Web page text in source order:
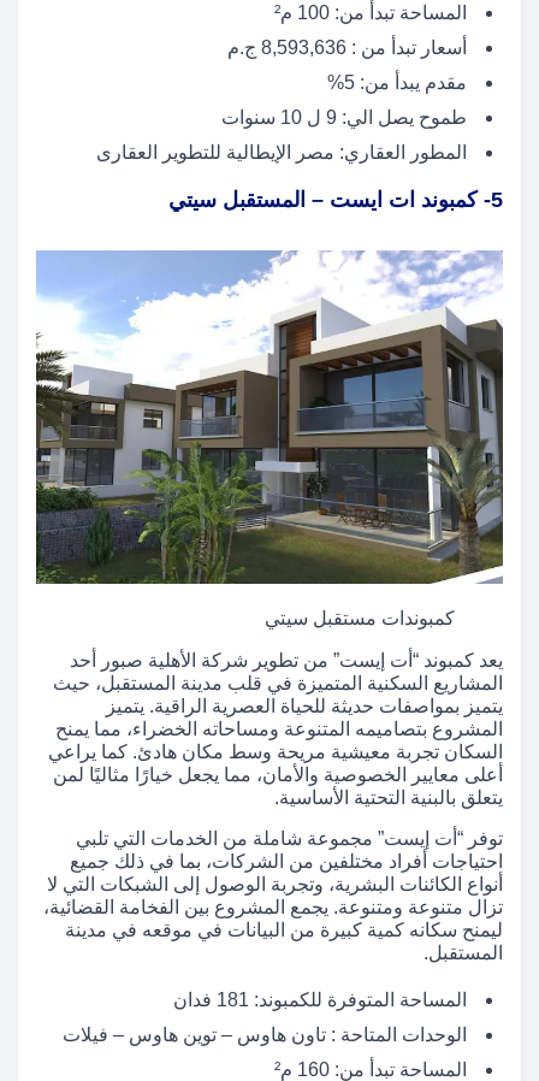
المساحة تبدأ من: 100 م²
أسعار تبدأ من : 8,593,636 ج.م
مقدم يبدأ من: 5%
طموح يصل الي: 9 ل 10 سنوات
المطور العقاري: مصر الإيطالية للتطوير العقارى
5- كمبوند ات ايست – المستقبل سيتي
كمبوندات مستقبل سيتي
يعد كمبوند “أت إيست” من تطوير شركة الأهلية صبور أحد
المشاريع السكنية المتميزة في قلب مدينة المستقبل، حيث
يتميز بمواصفات حديثة للحياة العصرية الراقية. يتميز
المشروع بتصاميمه المتنوعة ومساحاته الخضراء، مما يمنح
السكان تجربة معيشية مريحة وسط مكان هادئ. كما يراعي
أعلى معايير الخصوصية والأمان، مما يجعل خيارًا مثاليًا لمن
يتعلق بالبنية التحتية الأساسية.
توفر “أت إيست” مجموعة شاملة من الخدمات التي تلبي
احتياجات أفراد مختلفين من الشركات، بما في ذلك جميع
أنواع الكائنات البشرية، وتجربة الوصول إلى الشبكات التي لا
تزال متنوعة ومتنوعة. يجمع المشروع بين الفخامة القضائية،
ليمنح سكانه كمية كبيرة من البيانات في موقعه في مدينة
المستقبل.
المساحة المتوفرة للكمبوند: 181 فدان
الوحدات المتاحة : تاون هاوس – توين هاوس – فيلات
المساحة تبدأ من: 160 م²